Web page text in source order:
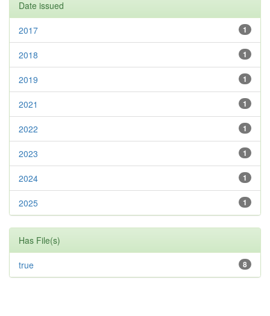
Date issued
1
2017
1
2018
1
2019
1
2021
1
2022
1
2023
1
2024
1
2025
Has File(s)
8
true